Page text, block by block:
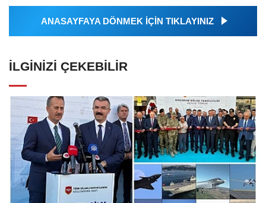
ANASAYFAYA DÖNMEK İÇİN TIKLAYINIZ
İLGINIZI ÇEKEBILIR